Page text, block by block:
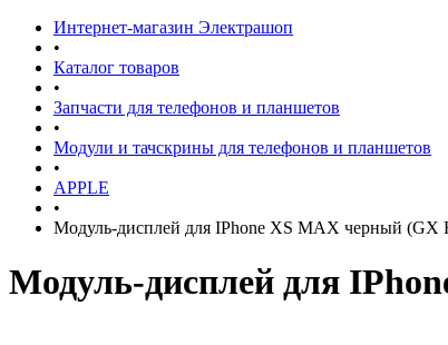
Интернет-магазин Электрашоп
•
Каталог товаров
•
Запчасти для телефонов и планшетов
•
Модули и тачскрины для телефонов и планшетов
•
APPLE
•
Модуль-дисплей для IPhone XS MAX черный
Модуль-дисплей для